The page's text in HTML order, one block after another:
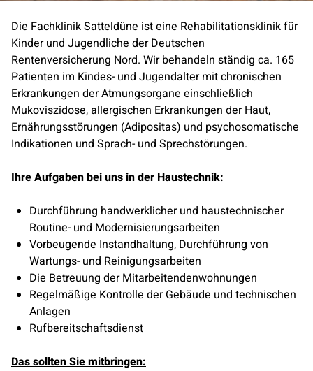
Die Fachklinik Satteldüne ist eine Rehabilitationsklinik für
Kinder und Jugendliche der Deutschen
Rentenversicherung Nord. Wir behandeln ständig ca. 165
Patienten im Kindes- und Jugendalter mit chronischen
Erkrankungen der Atmungsorgane einschließlich
Mukoviszidose, allergischen Erkrankungen der Haut,
Ernährungsstörungen (Adipositas) und psychosomatische
Indikationen und Sprach- und Sprechstörungen.
Ihre Aufgaben bei uns in der Haustechnik:
Durchführung handwerklicher und haustechnischer
Routine- und Modernisierungsarbeiten
Vorbeugende Instandhaltung, Durchführung von
Wartungs- und Reinigungsarbeiten
Die Betreuung der Mitarbeitendenwohnungen
Regelmäßige Kontrolle der Gebäude und technischen
Anlagen
Rufbereitschaftsdienst
Das sollten Sie mitbringen: